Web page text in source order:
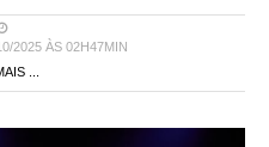
2025 ÀS 02H47MIN
...